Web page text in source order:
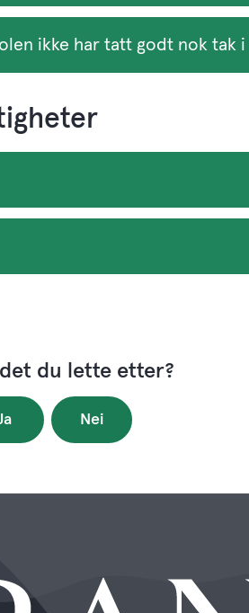
ikke har tatt godt nok tak i
du lette etter?
Nei